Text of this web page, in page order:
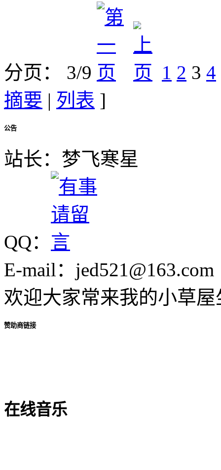
分页： 3/9 1 2 3 4
摘要 | 列表 ]
公告
站长：梦飞寒星
QQ：
E-mail：jed521@163.com
欢迎大家常来我的小草屋
赞助商链接
在线音乐